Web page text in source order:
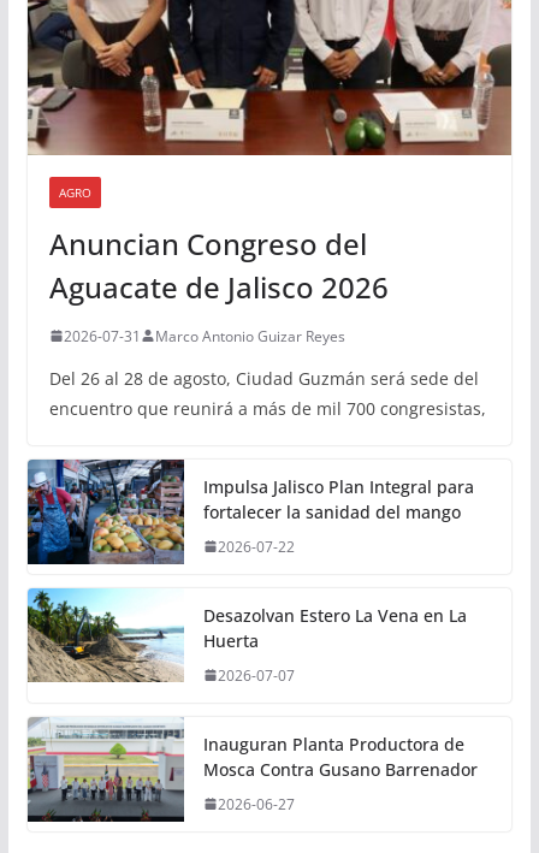
AGRO
Anuncian Congreso del
Aguacate de Jalisco 2026
2026-07-31 Marco Antonio Guizar Reyes
Del 26 al 28 de agosto, Ciudad Guzmán será sede del
encuentro que reunirá a más de mil 700 congresistas,
Impulsa Jalisco Plan Integral para
fortalecer la sanidad del mango
2026-07-22
Desazolvan Estero La Vena en La
Huerta
2026-07-07
Inauguran Planta Productora de
Mosca Contra Gusano Barrenador
2026-06-27